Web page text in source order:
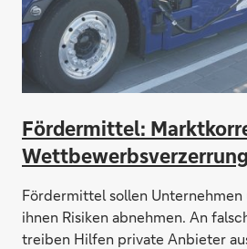
Fördermittel:
Fördermittel sollen
ihnen Risiken abnehmen. An
treiben Hilfen private Anbieter